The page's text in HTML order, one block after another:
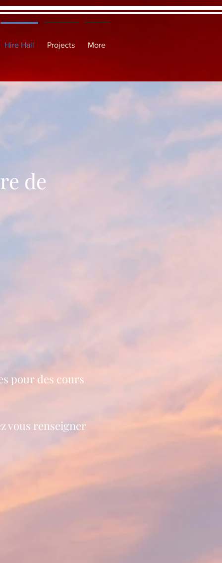
Hire Hall Projects More
de
pour des cours
vous renseigner